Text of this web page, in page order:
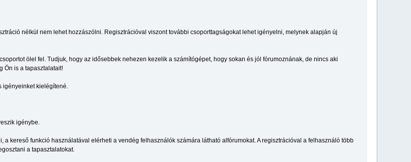
nélkül nem lehet hozzászólni. Regisztrációval viszont további csoporttagságokat lehet igényelni, melynek alapján új
ölel fel. Tudjuk, hogy az idősebbek nehezen kezelik a számítógépet, hogy sokan és jól fórumoznának, de nincs aki
Ön is a tapasztalatait!
kielégítené.
igénybe.
kereső funkció használatával elérheti a vendég felhasználók számára látható alfórumokat. A regisztrációval a felhasználó több
a tapasztalatokat.